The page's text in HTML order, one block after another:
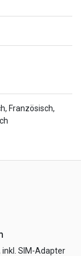
Französisch,
inkl. SIM-Adapter